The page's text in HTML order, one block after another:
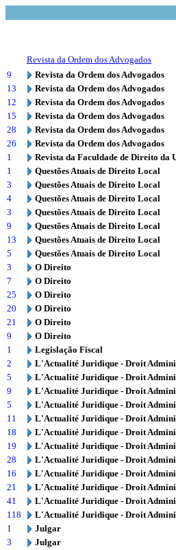
Revista da Ordem dos Advogados
9
Revista da Ordem dos Advogados
13
Revista da Ordem dos Advogados
12
Revista da Ordem dos Advogados
15
Revista da Ordem dos Advogados
28
Revista da Ordem dos Advogados
26
Revista da Ordem dos Advogados
1
Revista da Faculdade de Direito da
1
Questões Atuais de Direito Local
3
Questões Atuais de Direito Local
4
Questões Atuais de Direito Local
3
Questões Atuais de Direito Local
9
Questões Atuais de Direito Local
13
Questões Atuais de Direito Local
5
Questões Atuais de Direito Local
3
O Direito
7
O Direito
25
O Direito
20
O Direito
21
O Direito
9
O Direito
1
Legislação Fiscal
2
L'Actualité Juridique - Droit
5
L'Actualité Juridique - Droit
9
L'Actualité Juridique - Droit
5
L'Actualité Juridique - Droit
11
L'Actualité Juridique - Droit
18
L'Actualité Juridique - Droit
19
L'Actualité Juridique - Droit
28
L'Actualité Juridique - Droit
16
L'Actualité Juridique - Droit
21
L'Actualité Juridique - Droit
41
L'Actualité Juridique - Droit
118
L'Actualité Juridique - Droit
1
Julgar
3
Julgar